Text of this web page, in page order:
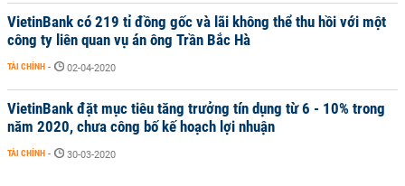
VietinBank có 219 tỉ đồng gốc và lãi không thể thu hồi với một
công ty liên quan vụ án ông Trần Bắc Hà
TÀI CHÍNH - 02-04-2020
VietinBank đặt mục tiêu tăng trưởng tín dụng từ 6 - 10% trong
năm 2020, chưa công bố kế hoạch lợi nhuận
TÀI CHÍNH - 30-03-2020